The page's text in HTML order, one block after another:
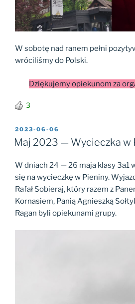
W sobotę nad ranem pełni
wróciliśmy do Polski.
Dziękujemy opiekunom za
3
OPUBLIKOWANE
W
2023-06-06
Maj 2023 — Wycieczka w
W dniach 24 — 26 maja klasy 3a1
się na wycieczkę w Pieniny.
Rafał Sobieraj, który razem z
Kornasiem, Panią Agnieszką
Ragan byli opiekunami grupy.